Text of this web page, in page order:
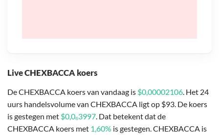
Live CHEXBACCA koers
De CHEXBACCA koers van vandaag is $0,00002106. Het 24
uurs handelsvolume van CHEXBACCA ligt op $93. De koers
is gestegen met $0,0₆3997. Dat betekent dat de
CHEXBACCA koers met 1,60% is gestegen. CHEXBACCA is